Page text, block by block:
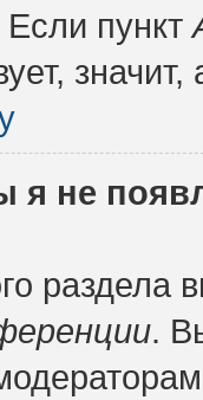
Если пункт
я не
.